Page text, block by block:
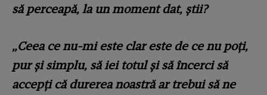
să perceapă, la un moment dat, știi?
„Ceea ce nu-mi este clar este de ce nu poți,
pur și simplu, să iei totul și să încerci să
accepți că durerea noastră ar trebui să ne